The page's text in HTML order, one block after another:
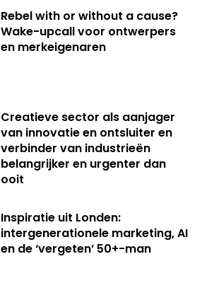
Rebel with or without a cause?
Wake-upcall voor ontwerpers
en merkeigenaren
Creatieve sector als aanjager
van innovatie en ontsluiter en
verbinder van industrieën
belangrijker en urgenter dan
ooit
Inspiratie uit Londen:
intergenerationele marketing, AI
en de ‘vergeten’ 50+-man